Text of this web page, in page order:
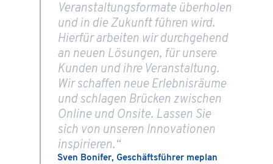
Veranstaltungsformate überholen
und in die Zukunft führen wird.
Hierfür arbeiten wir durchgehend
an neuen Lösungen, für unsere
Kunden und ihre Veranstaltung.
Wir schaffen neue Erlebnisräume
und schlagen Brücken zwischen
Online und Onsite. Lassen Sie
sich von unseren Innovationen
inspirieren.“
Sven Bonifer, Geschäftsführer meplan